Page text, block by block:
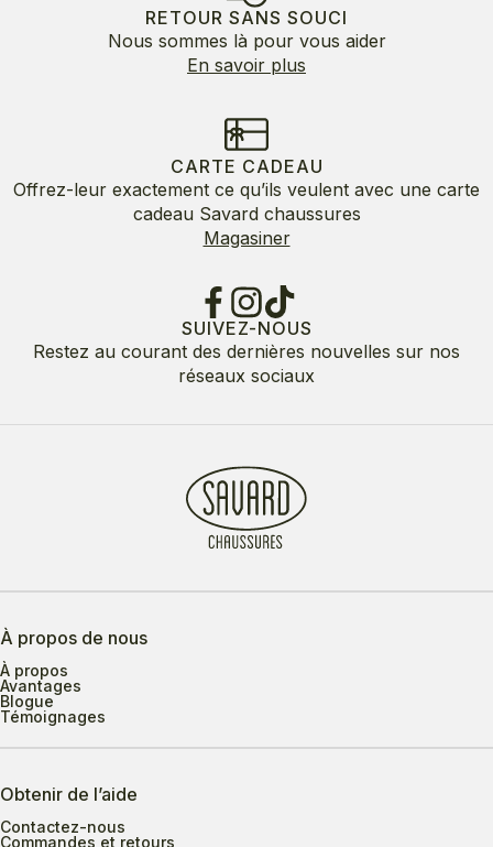
RETOUR SANS SOUCI
Nous sommes là pour vous aider
En savoir plus
CARTE CADEAU
Offrez-leur exactement ce qu’ils veulent avec une carte
cadeau Savard chaussures
Magasiner
SUIVEZ-NOUS
Restez au courant des dernières nouvelles sur nos
réseaux sociaux
À propos de nous
À propos
Avantages
Blogue
Témoignages
Obtenir de l’aide
Contactez-nous
Commandes et retours